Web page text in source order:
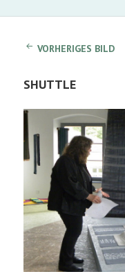
VORHERIGES BILD
SHUTTLE